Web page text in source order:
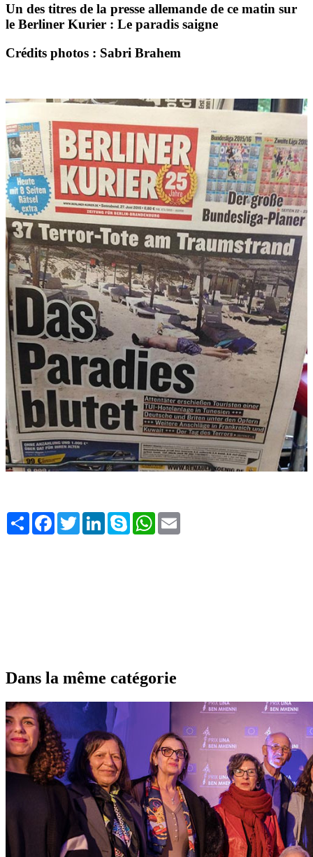
Un des titres de la presse allemande de ce matin sur
le Berliner Kurier : Le paradis saigne
Crédits photos : Sabri Brahem
Share FacebookTwitterLinkedInSkype WhatsApp
Dans la même catégorie